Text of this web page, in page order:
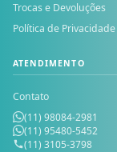
Trocas e Devoluções
Política de Privacidade
ATENDIMENTO
Contato
(11) 98084-2981
(11) 95480-5452
(11) 3105-3798